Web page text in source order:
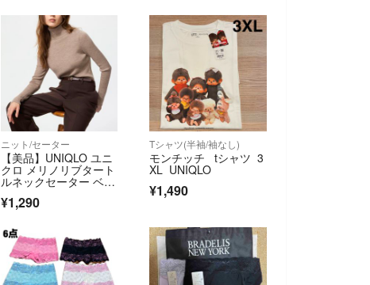
ニット/セーター
【美品】UNIQLO ユニ
クロ メリノリブタート
ルネックセーター ベー
¥1,290
Tシャツ(半袖/袖なし)
モンチッチ tシャツ 3
XL UNIQLO
¥1,490